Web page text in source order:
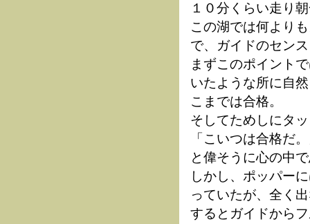
１０分くらい走り
この湖では何より
で、ガイドのセン
まずこのポイント
いたような所に自
こまでは合格。
そしてためしにタ
「こいつは合格だ
と偉そうに心の中
しかし、ポッパー
っていたが、全く
するとガイドから